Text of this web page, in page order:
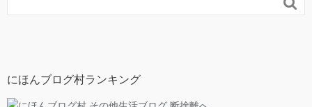
にほんブログ村ランキング